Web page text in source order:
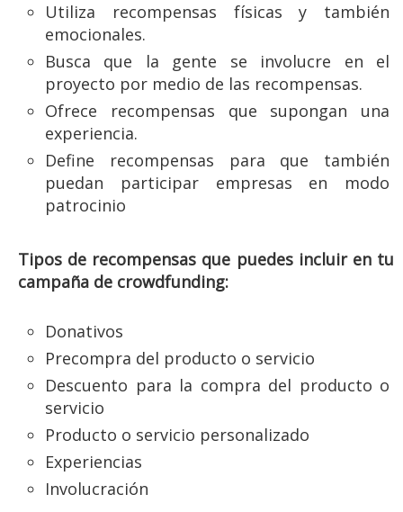
Utiliza recompensas físicas y también
emocionales.
Busca que la gente se involucre en el
proyecto por medio de las recompensas.
Ofrece recompensas que supongan una
experiencia.
Define recompensas para que también
puedan participar empresas en modo
patrocinio
Tipos de recompensas que puedes incluir en tu
campaña de crowdfunding:
Donativos
Precompra del producto o servicio
Descuento para la compra del producto o
servicio
Producto o servicio personalizado
Experiencias
Involucración